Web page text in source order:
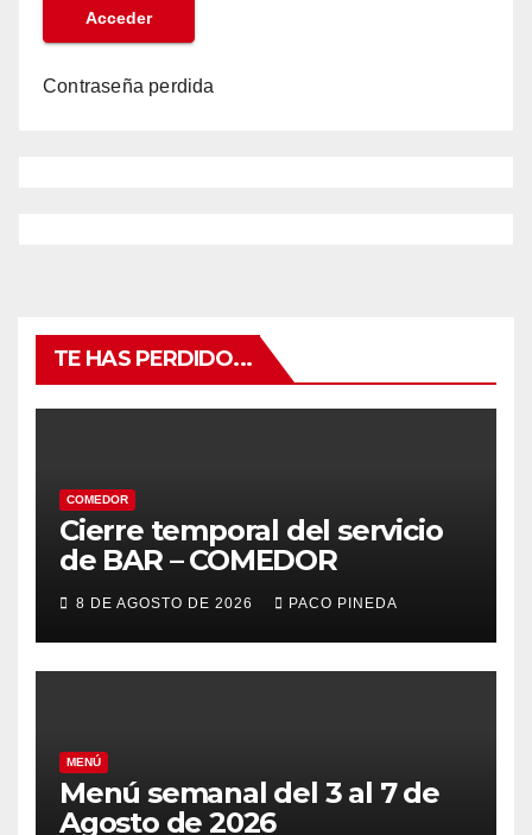
Contraseña perdida
TE HAS PERDIDO...
COMEDOR
Cierre temporal del servicio
de BAR – COMEDOR
8 DE AGOSTO DE 2026 PACO PINEDA
MENÚ
Menú semanal del 3 al 7 de
Agosto de 2026